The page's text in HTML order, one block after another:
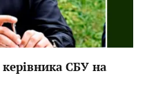
СБУ на